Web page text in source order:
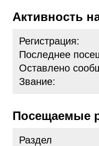
Активность
Регистрация:
Последнее
Оставлено
Звание:
Посещаемые
Раздел